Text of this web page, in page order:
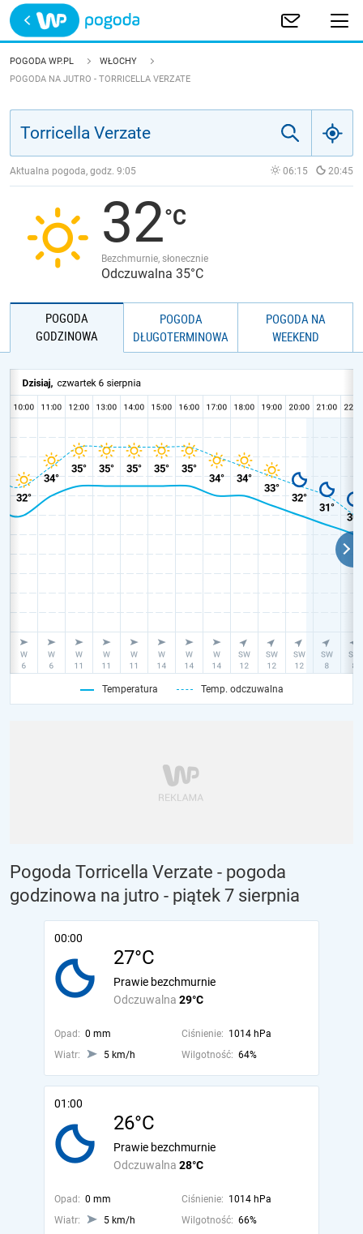
Trwa ładowanie
POLSKA
JAKOŚĆ POWIETRZA
POGODA WP.PL
WŁOCHY
POGODA NA JUTRO - TORRICELLA VERZATE
Aktualna pogoda, godz. 9:05 06:15 20:45
32
Bezchmurnie, słonecznie
Odczuwalna 35°C
POGODA
GODZINOWA
POGODA
DŁUGOTERMINOWA
POGODA NA
WEEKEND
Temperatura Temp. odczuwalna
Pogoda Torricella Verzate - pogoda
godzinowa na jutro - piątek 7 sierpnia
00:00
27°C
Odczuwalna 29°C
Prawie bezchmurnie
Opad: 0 mm Ciśnienie: 1014 hPa
Wiatr:
5 km/h Wilgotność: 64%
01:00
26°C
Odczuwalna 28°C
Prawie bezchmurnie
Opad: 0 mm Ciśnienie: 1014 hPa
Wiatr:
5 km/h Wilgotność: 66%